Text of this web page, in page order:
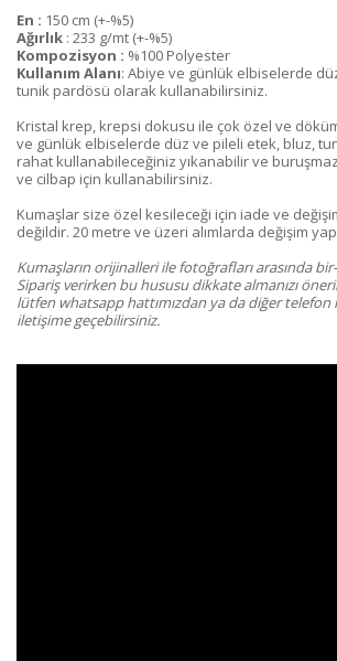
En : 150 cm (+-%5)
Ağırlık : 233 g/mt (+-%5)
Kompozisyon : %100 Polyester
Kullanım Alanı: Abiye ve günlük elbiselerde
tunik pardösü olarak kullanabilirsiniz.
Kristal krep, krepsi dokusu ile çok özel ve
ve günlük elbiselerde düz ve pileli etek, bluz,
rahat kullanabileceğiniz yıkanabilir ve
ve cilbap için kullanabilirsiniz.
Kumaşlar size özel kesileceği için iade ve
değildir. 20 metre ve üzeri alımlarda değişim
Kumaşların orijinalleri ile fotoğrafları arasında
Sipariş verirken bu hususu dikkate almanızı
lütfen whatsapp hattımızdan ya da diğer telefon
iletişime geçebilirsiniz.